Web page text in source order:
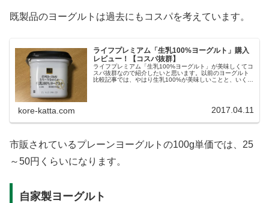
既製品のヨーグルトは過去にもコスパを考えています。
ライフプレミアム「生乳100%ヨーグルト」購入
レビュー！【コスパ抜群】
ライフプレミアム「生乳100%ヨーグルト」が美味しくてコ
スパ抜群なので紹介したいと思います。以前のヨーグルト
比較記事では、やはり生乳100%が美味しいことと、いくつ
kore-katta.com 2017.04.11
市販されているプレーンヨーグルトの100g単価では、25
～50円くらいになります。
自家製ヨーグルト